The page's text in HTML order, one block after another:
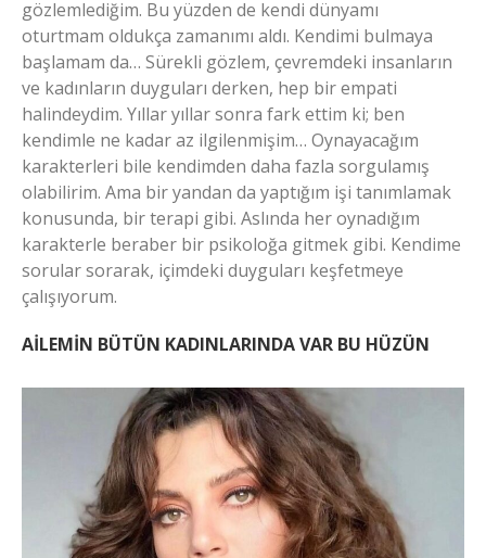
gözlemlediğim. Bu yüzden de kendi dünyamı
oturtmam oldukça zamanımı aldı. Kendimi bulmaya
başlamam da… Sürekli gözlem, çevremdeki insanların
ve kadınların duyguları derken, hep bir empati
halindeydim. Yıllar yıllar sonra fark ettim ki; ben
kendimle ne kadar az ilgilenmişim… Oynayacağım
karakterleri bile kendimden daha fazla sorgulamış
olabilirim. Ama bir yandan da yaptığım işi tanımlamak
konusunda, bir terapi gibi. Aslında her oynadığım
karakterle beraber bir psikoloğa gitmek gibi. Kendime
sorular sorarak, içimdeki duyguları keşfetmeye
çalışıyorum.
AİLEMİN BÜTÜN KADINLARINDA VAR BU HÜZÜN